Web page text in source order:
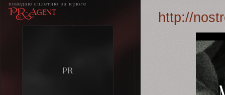
поведаю сплетню за крюге
PR-Agent http://